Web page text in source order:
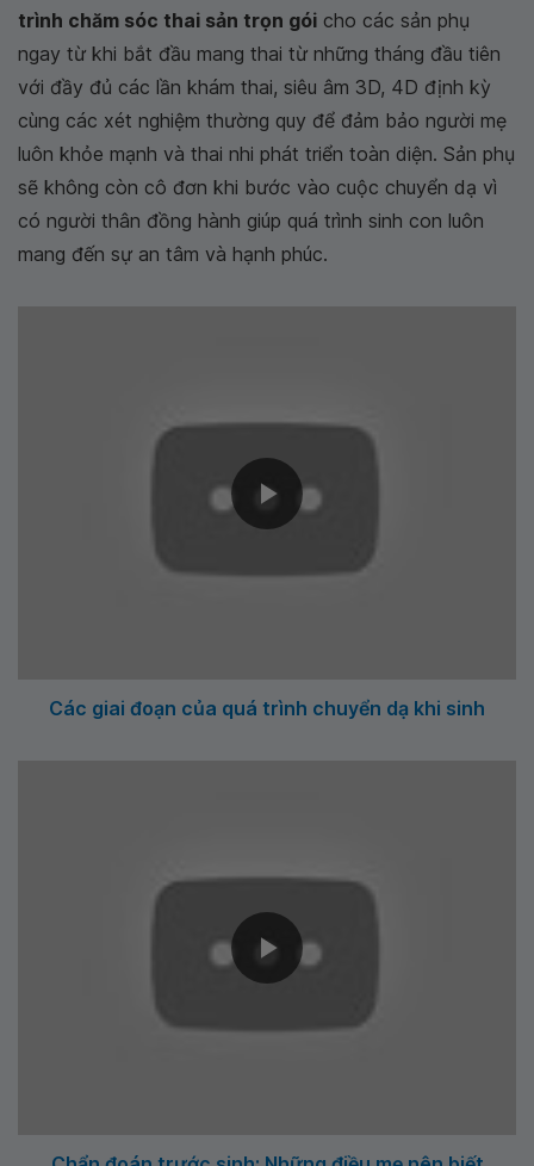
trình chăm sóc thai sản trọn gói cho các sản phụ
ngay từ khi bắt đầu mang thai từ những tháng đầu tiên
với đầy đủ các lần khám thai, siêu âm 3D, 4D định kỳ
cùng các xét nghiệm thường quy để đảm bảo người mẹ
luôn khỏe mạnh và thai nhi phát triển toàn diện. Sản phụ
sẽ không còn cô đơn khi bước vào cuộc chuyển dạ vì
có người thân đồng hành giúp quá trình sinh con luôn
mang đến sự an tâm và hạnh phúc.
Các giai đoạn của quá trình chuyển dạ khi sinh